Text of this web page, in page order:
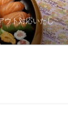
ウト対応いたし